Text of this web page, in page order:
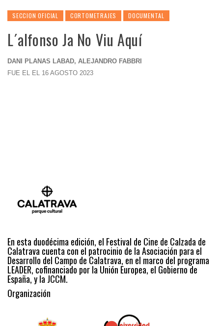
SECCION OFICIAL CORTOMETRAJES DOCUMENTAL
L´alfonso Ja No Viu Aquí
DANI PLANAS LABAD, ALEJANDRO FABBRI
FUE EL EL 16 AGOSTO 2023
En esta duodécima edición, el Festival de Cine de Calzada de
Calatrava cuenta con el patrocinio de la Asociación para el
Desarrollo del Campo de Calatrava, en el marco del programa
LEADER, cofinanciado por la Unión Europea, el Gobierno de
España, y la JCCM.
Organización